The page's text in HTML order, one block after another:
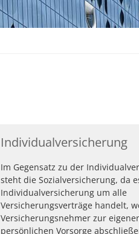
Individualversicherung
Im Gegensatz zu der
steht die Sozialversicherung, da
Individualversicherung um alle
Versicherungsverträge handelt,
Versicherungsnehmer zur
persönlichen Vorsorge